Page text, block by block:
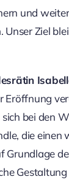
und
Unser Ziel
Eröffnung
bei den
die einen
Grundlage